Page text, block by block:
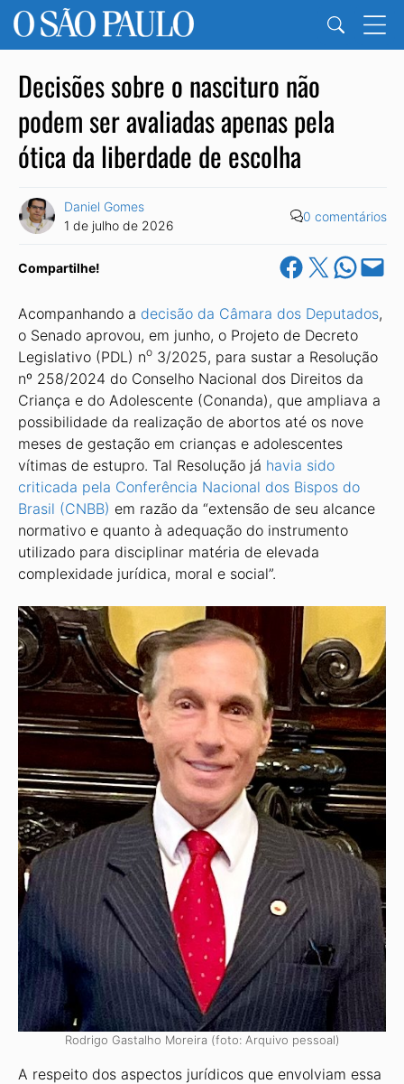
Decisões sobre o nascituro não
podem ser avaliadas apenas pela
ótica da liberdade de escolha
Daniel Gomes
1 de julho de 2026
0 comentários
Compartilhe! Share on Facebook
Share on X Share on
Email this
Acompanhando a decisão da Câmara dos Deputados,
o Senado aprovou, em junho, o Projeto de Decreto
Legislativo (PDL) no 3/2025, para sustar a Resolução
nº 258/2024 do Conselho Nacional dos Direitos da
Criança e do Adolescente (Conanda), que ampliava a
possibilidade da realização de abortos até os nove
meses de gestação em crianças e adolescentes
vítimas de estupro. Tal Resolução já havia sido
criticada pela Conferência Nacional dos Bispos do
Brasil (CNBB) em razão da “extensão de seu alcance
normativo e quanto à adequação do instrumento
utilizado para disciplinar matéria de elevada
complexidade jurídica, moral e social”.
Rodrigo Gastalho Moreira (foto: Arquivo pessoal)
A respeito dos aspectos jurídicos que envolviam essa